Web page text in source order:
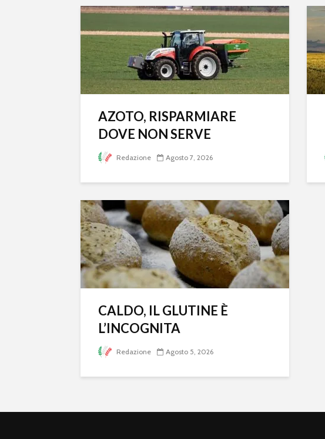
AZOTO, RISPARMIARE
DOVE NON SERVE
Redazione Agosto 7, 2026
CALDO, IL GLUTINE È
L’INCOGNITA
Redazione Agosto 5, 2026